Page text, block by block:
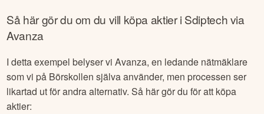
Så här gör du om du vill köpa aktier iSdiptechvia
Avanza
I detta exempel belyser vi Avanza, en ledande nätmäklare
som vi på Börskollen själva använder, men processen ser
likartad ut för andra alternativ. Så här gör du för att köpa
aktier: